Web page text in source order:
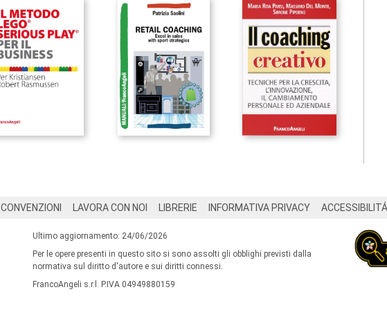
CONVENZIONI LAVORA CON NOI LIBRERIE INFORMATIVA PRIVACY ACCESSIBILITÁ
Ultimo aggiornamento: 24/06/2026
Per le opere presenti in questo sito si sono assolti gli obblighi previsti dalla
normativa sul diritto d'autore e sui diritti connessi.
FrancoAngeli s.r.l. P.IVA 04949880159